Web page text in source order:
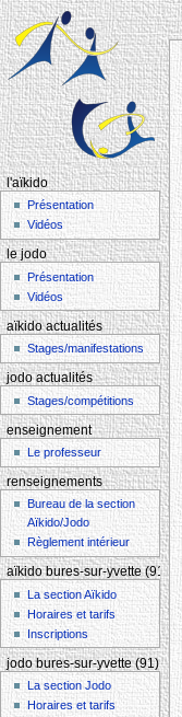
l'aïkido
Présentation
Vidéos
le jodo
Présentation
Vidéos
aïkido actualités
Stages/manifestations
jodo actualités
Stages/compétitions
enseignement
Le professeur
renseignements
Bureau de la section
Aïkido/Jodo
Règlement intérieur
aïkido bures-sur-yvette (91)
La section Aïkido
Horaires et tarifs
Inscriptions
jodo bures-sur-yvette (91)
La section Jodo
Horaires et tarifs